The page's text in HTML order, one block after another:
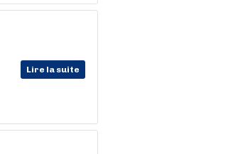
Lire la suite